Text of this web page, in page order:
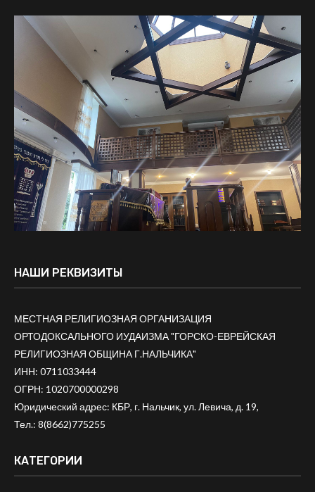
НАШИ РЕКВИЗИТЫ
МЕСТНАЯ РЕЛИГИОЗНАЯ ОРГАНИЗАЦИЯ
ОРТОДОКСАЛЬНОГО ИУДАИЗМА "ГОРСКО-ЕВРЕЙСКАЯ
РЕЛИГИОЗНАЯ ОБЩИНА Г.НАЛЬЧИКА"
ИНН: 0711033444
ОГРН: 1020700000298
Юридический адрес: КБР, г. Нальчик, ул. Левича, д. 19,
Тел.: 8(8662)775255
КАТЕГОРИИ